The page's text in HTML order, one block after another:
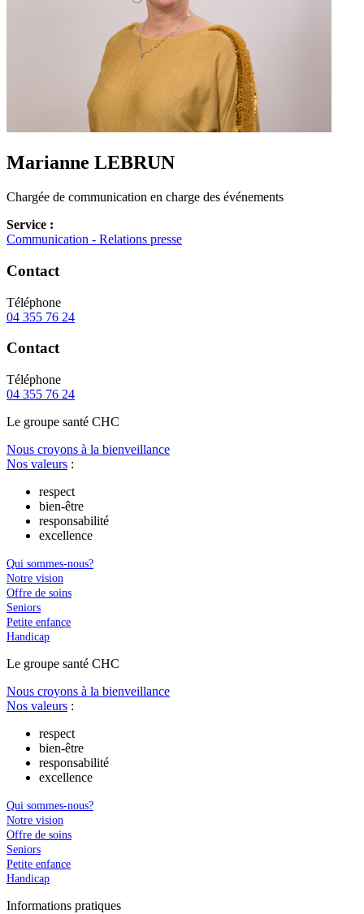
Marianne LEBRUN
Chargée de communication en charge des événements
Service :
Communication - Relations presse
Contact
Téléphone
04 355 76 24
Contact
Téléphone
04 355 76 24
Le groupe santé CHC
Nous croyons à la bienveillance
Nos valeurs :
respect
bien-être
responsabilité
excellence
Qui sommes-nous?
Notre vision
Offre de soins
Seniors
Petite enfance
Handicap
Le groupe santé CHC
Nous croyons à la bienveillance
Nos valeurs :
respect
bien-être
responsabilité
excellence
Qui sommes-nous?
Notre vision
Offre de soins
Seniors
Petite enfance
Handicap
Informations pratiques